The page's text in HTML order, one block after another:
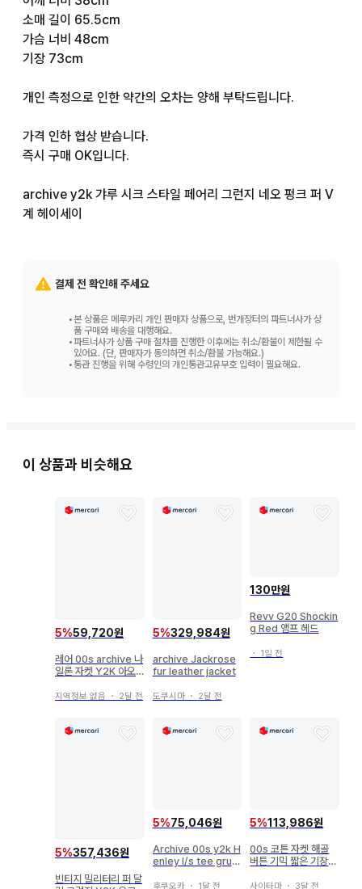
소매 길이 65.5cm
가슴 너비 48cm
기장 73cm
개인 측정으로 인한 약간의 오차는 양해 부탁드립니다.
가격 인하 협상 받습니다.
즉시 구매 OK입니다.
archive y2k 갸루 시크 스타일 페어리 그런지 네오 펑크 퍼 V
계 헤이세이
결제 전 확인해 주세요
•본 상품은 메루카리 개인 판매자 상품으로, 번개장터의 파트너사가 상
품 구매와 배송을 대행해요.
•파트너사가 상품 구매 절차를 진행한 이후에는 취소/환불이 제한될 수
있어요. (단, 판매자가 동의하면 취소/환불 가능해요.)
•통관 진행을 위해 수령인의 개인통관고유부호 입력이 필요해요.
이 상품과 비슷해요
5%59,720원
레어 00s archive 나
일론 자켓 Y2K 아오
지역정보 없음 ・ 2달 전
5%329,984원
archive Jackrose
fur leather jacket
도쿠시마・ 2달 전
130만원
Revv G20 Shockin
g Red 앰프 헤드
・ 1일 전
5%357,436원
빈티지 밀리터리 퍼 달
5%75,046원
Archive 00s y2k H
enley l/s tee grun
후쿠오카・ 1달 전
5%113,986원
00s 코튼 자켓 해골
버튼 기믹 짧은 기장
타일
사이타마 ・ 3달 전